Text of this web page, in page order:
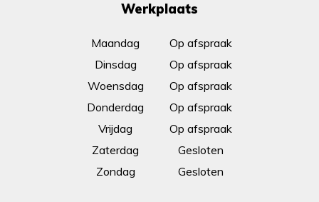
Werkplaats
Maandag
Dinsdag
Woensdag
Donderdag
Vrijdag
Zaterdag
Zondag
Op afspraak
Op afspraak
Op afspraak
Op afspraak
Op afspraak
Gesloten
Gesloten